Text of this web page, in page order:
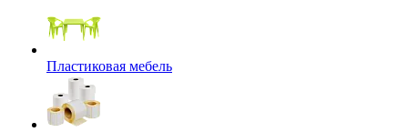
Пластиковая мебель